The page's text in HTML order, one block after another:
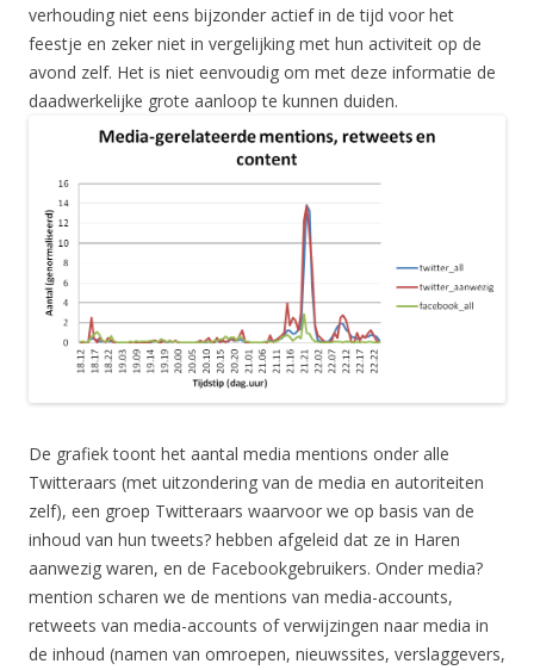
verhouding niet eens bijzonder actief in de tijd voor het
feestje en zeker niet in vergelijking met hun activiteit op de
avond zelf. Het is niet eenvoudig om met deze informatie de
daadwerkelijke grote aanloop te kunnen duiden.
De grafiek toont het aantal media mentions onder alle
Twitteraars (met uitzondering van de media en autoriteiten
zelf), een groep Twitteraars waarvoor we op basis van de
inhoud van hun tweets? hebben afgeleid dat ze in Haren
aanwezig waren, en de Facebookgebruikers. Onder media?
mention scharen we de mentions van media-accounts,
retweets van media-accounts of verwijzingen naar media in
de inhoud (namen van omroepen, nieuwssites, verslaggevers,